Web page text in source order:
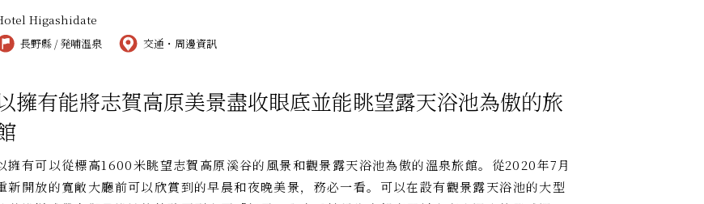
Higashidate
長野縣 / 発哺溫泉 交通・周邊資訊
擁有能將志賀高原美景盡收眼底並能眺望露天浴池為傲的旅
擁有可以從標高1600米眺望志賀高原溪谷的風景和觀景露天浴池為傲的溫泉旅館。從2020年7月
新開放的寬敞大廳前可以欣賞到的早晨和夜晚美景，務必一看。可以在設有觀景露天浴池的大型